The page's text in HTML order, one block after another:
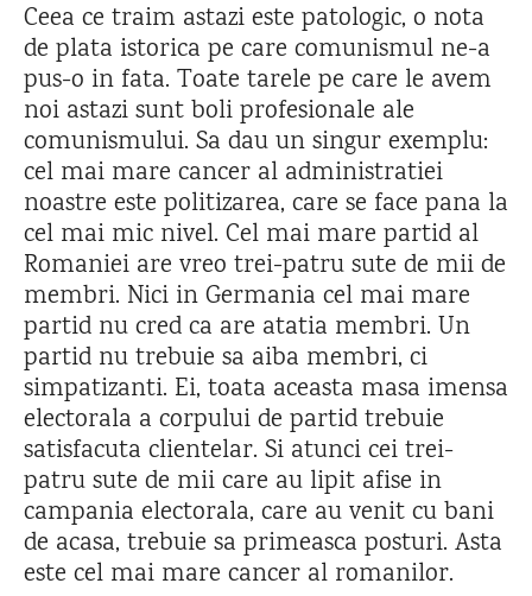
Ceea ce traim astazi este patologic, o nota
de plata istorica pe care comunismul ne-a
pus-o in fata. Toate tarele pe care le avem
noi astazi sunt boli profesionale ale
comunismului. Sa dau un singur exemplu:
cel mai mare cancer al administratiei
noastre este politizarea, care se face pana la
cel mai mic nivel. Cel mai mare partid al
Romaniei are vreo trei-patru sute de mii de
membri. Nici in Germania cel mai mare
partid nu cred ca are atatia membri. Un
partid nu trebuie sa aiba membri, ci
simpatizanti. Ei, toata aceasta masa imensa
electorala a corpului de partid trebuie
satisfacuta clientelar. Si atunci cei trei-
patru sute de mii care au lipit afise in
campania electorala, care au venit cu bani
de acasa, trebuie sa primeasca posturi. Asta
este cel mai mare cancer al romanilor.